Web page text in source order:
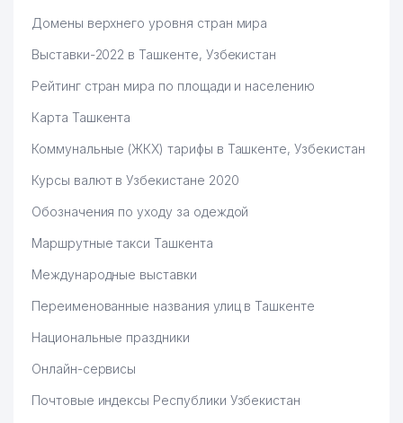
Домены верхнего уровня стран мира
Выставки-2022 в Ташкенте, Узбекистан
Рейтинг стран мира по площади и населению
Карта Ташкента
Коммунальные (ЖКХ) тарифы в Ташкенте, Узбекистан
Курсы валют в Узбекистане 2020
Обозначения по уходу за одеждой
Маршрутные такси Ташкента
Международные выставки
Переименованные названия улиц в Ташкенте
Национальные праздники
Онлайн-сервисы
Почтовые индексы Республики Узбекистан